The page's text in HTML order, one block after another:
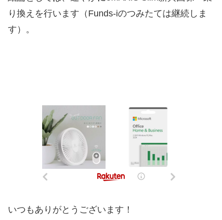
り換えを行います（Funds-iのつみたては継続しま
す）。
いつもありがとうございます！